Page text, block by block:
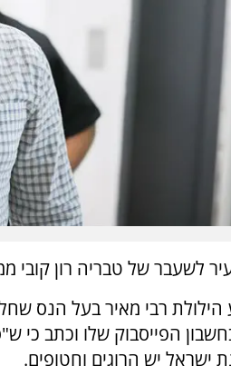
לשעבר של טבריה רון קובי
רבי מאיר בעל הנס
הפייסבוק שלו וכתב כי
ישראל יש הרוגים וחטופים.